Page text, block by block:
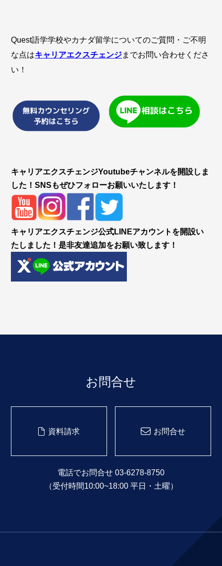
Quest語学学校やカナダ留学についてのご質問・ご不明
な点はキャリアエクスチェンジまでお問い合わせくださ
い！
キャリアエクスチェンジYoutubeチャンネルを開設しま
した！SNSもぜひフォローお願いいたします！
キャリアエクスチェンジ公式LINEアカウントを開設い
たしました！是非友達追加をお願い致します！
お問合せ
資料請求 お問合せ
電話でお問合せ 03-6278-8750
（受付時間10:00~18:00 平日・土曜）